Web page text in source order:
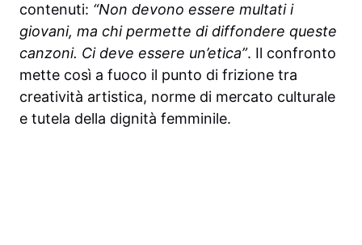
contenuti: “Non devono essere multati i
giovani, ma chi permette di diffondere queste
canzoni. Ci deve essere un’etica”. Il confronto
mette così a fuoco il punto di frizione tra
creatività artistica, norme di mercato culturale
e tutela della dignità femminile.